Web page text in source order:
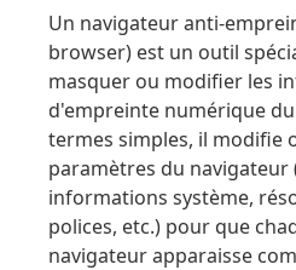
Un navigateur anti-
browser) est un outil
masquer ou modifier les
d'empreinte numérique du
termes simples, il modifie
paramètres du navigateur
informations système,
polices, etc.) pour que
navigateur apparaisse